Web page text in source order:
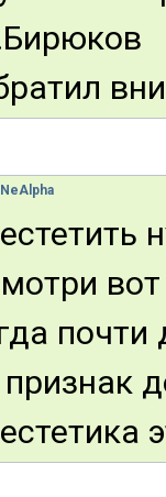
NeAlpha
почти